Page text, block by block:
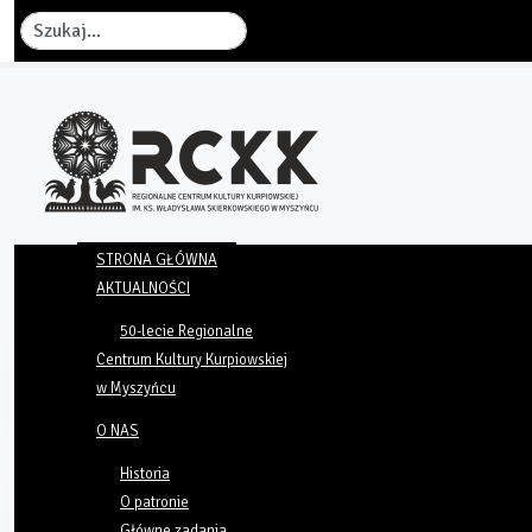
Szukaj
STRONA GŁÓWNA
AKTUALNOŚCI
50-lecie Regionalne
Centrum Kultury Kurpiowskiej
w Myszyńcu
O NAS
Historia
O patronie